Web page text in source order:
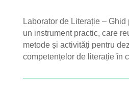
Laborator de Literație –
un instrument practic, care
metode și activități pentru
competențelor de literație în